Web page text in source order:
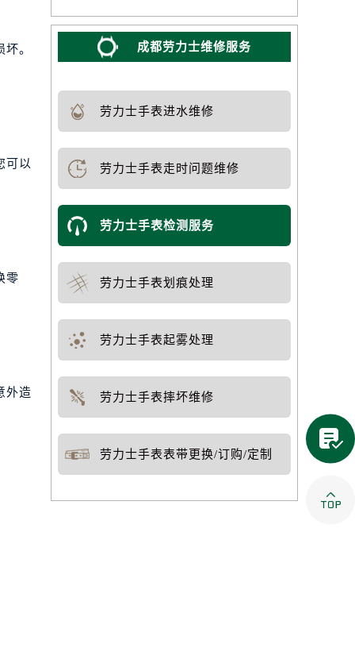
。
可以
零
外造
成都劳力士维修服务
劳力士手表进水维修
劳力士手表走时问题维修
劳力士手表检测服务
劳力士手表划痕处理
劳力士手表起雾处理
劳力士手表摔坏维修
劳力士手表表带更换/订购/定制

